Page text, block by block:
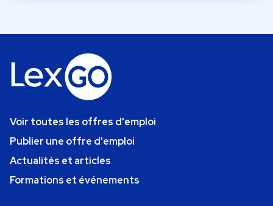
Voir toutes les offres d'emploi
Publier une offre d'emploi
Actualités et articles
Formations et événements